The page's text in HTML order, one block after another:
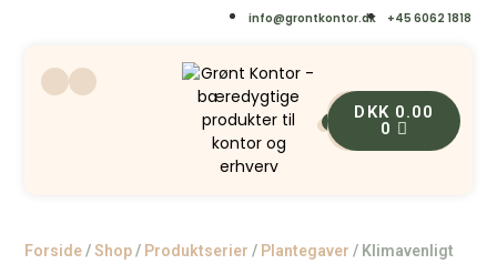
info@grontkontor.dk +45 6062 1818
0 DKK 0.00
0
Forside/Shop/ Produktserier / Plantegaver / Klimavenligt